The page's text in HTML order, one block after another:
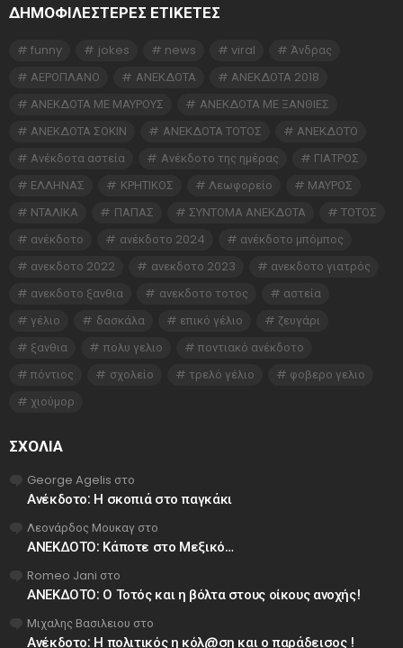
ΔΗΜΟΦΙΛΕΣΤΕΡΕΣ ΕΤΙΚΈΤΕΣ
funny jokes news viral
Άνδρας
ΑΕΡΟΠΛΑΝΟ
ΑΝΕΚΔΟΤΑ
ΑΝΕΚΔΟΤΑ 2018
ΑΝΕΚΔΟΤΑ ΜΕ ΜΑΥΡΟΥΣ
ΑΝΕΚΔΟΤΑ ΜΕ ΞΑΝΘΙΕΣ
ΑΝΕΚΔΟΤΑ ΣΟΚΙΝ
ΑΝΕΚΔΟΤΑ ΤΟΤΟΣ
ΑΝΕΚΔΟΤΟ
Ανέκδοτα αστεία
Ανέκδοτο της ημέρας
ΓΙΑΤΡΟΣ
ΕΛΛΗΝΑΣ
ΚΡΗΤΙΚΟΣ Λεωφορείο
ΜΑΥΡΟΣ
ΝΤΑΛΙΚΑ
ΠΑΠΑΣ ΣΥΝΤΟΜΑ ΑΝΕΚΔΟΤΑ
ΤΟΤΟΣ
ανέκδοτο
ανέκδοτο 2024
ανέκδοτο μπόμπος
ανεκδοτο 2022
ανεκδοτο 2023
ανεκδοτο γιατρός
ανεκδοτο ξανθια
ανεκδοτο τοτος
αστεία
γέλιο
δασκάλα επικό γέλιο
ζευγάρι
ξανθια
πολυ γελιο
ποντιακό ανέκδοτο
πόντιος
σχολείο τρελό γέλιο
φοβερο γελιο
χιούμορ
ΣΧΌΛΙΑ
George Agelis στο
Ανέκδοτο: Η σκοπιά στο παγκάκι
Λεονάρδος Μουκαγ στο
ΑΝΕΚΔΟΤΟ: Κάποτε στο Μεξικό…
Romeo Jani στο
ΑΝΕΚΔΟΤΟ: Ο Τοτός και η βόλτα στους οίκους ανοχής!
Μιχαλης Βασιλειου στο
Ανέκδοτο: Η πολιτικός η κόλ@ση και ο παράδεισος !